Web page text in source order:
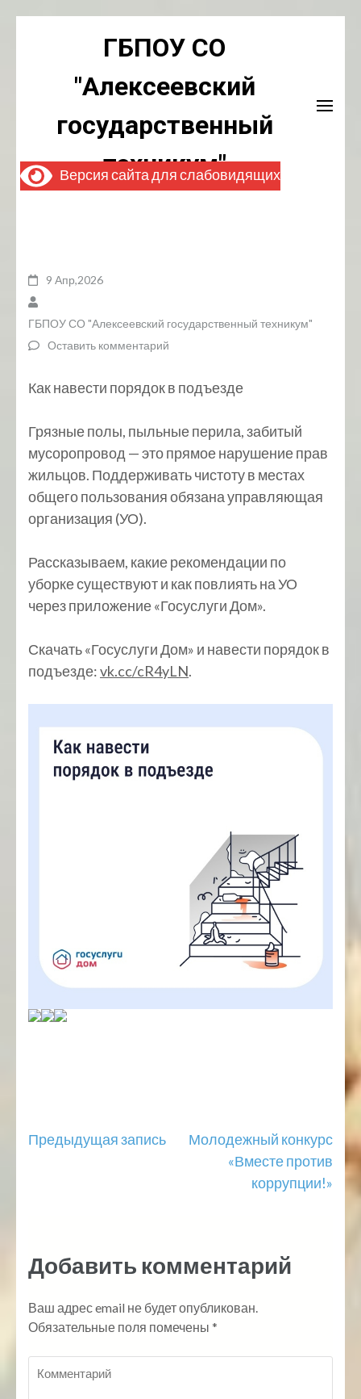
ГБПОУ СО
"Алексеевский
государственный
техникум"
9 Апр,2026
ГБПОУ СО "Алексеевский государственный техникум"
Оставить комментарий
Как навести порядок в подъезде
Грязные полы, пыльные перила, забитый
мусоропровод — это прямое нарушение прав
жильцов. Поддерживать чистоту в местах
общего пользования обязана управляющая
организация (УО).
Рассказываем, какие рекомендации по
уборке существуют и как повлиять на УО
через приложение «Госуслуги Дом».
Скачать «Госуслуги Дом» и навести порядок в
подъезде:vk.cc/cR4yLN.
Навигация
Предыдущая запись
Молодежный конкурс
«Вместе против
коррупции!»
Добавить комментарий
Ваш адрес email не будет опубликован.
Обязательные поля помечены *
Версия сайта для слабовидящих